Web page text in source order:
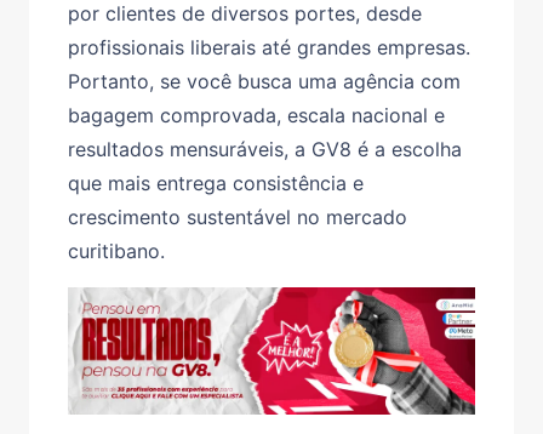
por clientes de diversos portes, desde
profissionais liberais até grandes empresas.
Portanto, se você busca uma agência com
bagagem comprovada, escala nacional e
resultados mensuráveis, a GV8 é a escolha
que mais entrega consistência e
crescimento sustentável no mercado
curitibano.